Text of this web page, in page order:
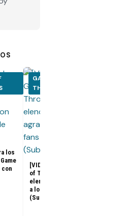
los
GAME OF
THRONES
[VIDEOS] Game
of Thrones: El
elenco agradece
a los fans
(Subtitulado)